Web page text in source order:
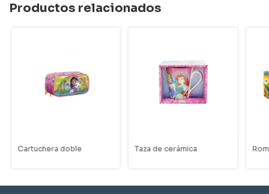
Productos relacionados
Cartuchera doble Taza de cerámica